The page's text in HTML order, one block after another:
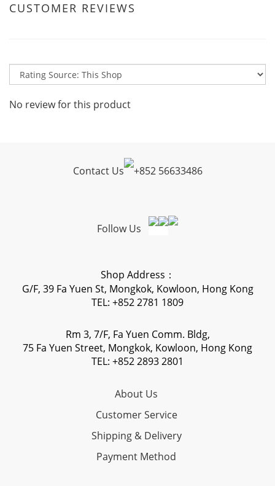
CUSTOMER REVIEWS
No review for this product
Contact Us +852 56633486
Follow Us
Shop Address：
G/F, 39 Fa Yuen St, Mongkok, Kowloon, Hong Kong
TEL: +852 2781 1809
Rm 3, 7/F, Fa Yuen Comm. Bldg,
75 Fa Yuen Street, Mongkok, Kowloon, Hong Kong
TEL: +852 2893 2801
About Us
Customer Service
Shipping & Delivery
Payment Method